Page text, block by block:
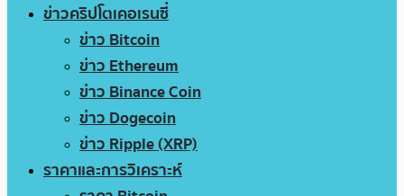
ข่าวคริปโตเคอเรนซี่
ข่าว Bitcoin
ข่าว Ethereum
ข่าว Binance Coin
ข่าว Dogecoin
ข่าว Ripple (XRP)
ราคาและการวิเคราะห์